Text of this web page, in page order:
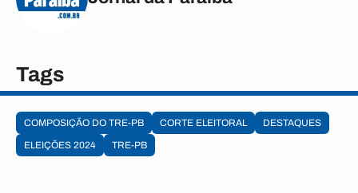
Tags
COMPOSIÇÃO DO TRE-PB CORTE ELEITORAL
DESTAQUES
ELEIÇÕES 2024
TRE-PB